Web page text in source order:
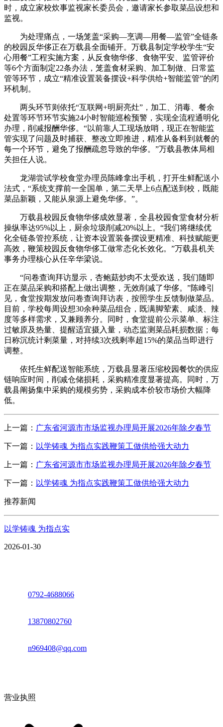
时，成立家校炊事监视家长委员会，邀请家长参取菜品设想和
监视。
为处理痛点，一场笼盖“采购—烹调—用餐—监管”全链条
的校园反华侈正在万载县全面铺开。万载县制定学校学生“安
心用餐”工程实施方案，从反食物华侈、食物平安、监管评价
等6个方面制定22条办法，笼盖食材采购、加工制做、日常监
管等环节，成立“精准设置装备摆设+科学供给+智能监管”的闭
环机制。
两头环节则依托“互联网+明厨亮灶”，加工、消毒、餐余
处置等环节环节实施24小时智能巡检预警，实现全流程通明化
办理，削减报酬华侈。“以前靠人工现场放哨，现正在智能监
管实现了问题及时捕获、整改立即推进，精准从备料到就餐的
每一个环节，避免了报酬疏忽导致的华侈。”万载县教体局相
关担任人说。
龙湖尝试学校食堂办理员陈峰拿出手机，打开生鲜配送小
法式，“系统支撑前一全国单，第二天早上6点配送到校，既能
菜品新颖，又能从泉源上避免华侈。”。
万载县校园反食物华侈成效显著，全县校园食堂食材分析
操纵率达95%以上，厨余垃圾削减20%以上。“我们将继续优
化全链条管控系统，让资本设置装备摆设更精准、科技赋能更
高效，鞭策校园反食物华侈工做常态化长效化。”万载县机关
事务办理核心从任辛华梁说。
“问卷查询拜访显示，杏鲍菇炒肉不太受欢送，我们随即
正在菜品采购和搭配上做出调整，无效削减了华侈。”陈峰引
见，食堂按期发放问卷查询拜访表，按照学生反馈制做菜品。
目前，学校每周设想30余种菜品组合，既满脚荤素、咸淡、辣
度等多样需求，又兼顾养分。同时，食堂提前公示菜单、标注
过敏原及热量、提醒适宜摄入量，动态监测菜品耗损数据；每
日称沉统计剩菜量，对持续3次残剩率超15%的菜品当即进行
调整。
依托生鲜配送智能系统，万载县显著压缩校园餐饮的供应
链响应时间，削减仓储损耗，采购精准度显著提高。同时，万
载县阐扬集中采购的规模劣势，采购成本价较市场价大幅降
低。
上一篇： 广东省河源市市场监视办理局开展2026年除夕春节
下一篇： 以学铸魂 为指点实践鞭策工做供给强大动力
上一篇： 广东省河源市市场监视办理局开展2026年除夕春节
下一篇： 以学铸魂 为指点实践鞭策工做供给强大动力
推荐新闻
以学铸魂 为指点实
2026-01-30
0792-4688066
13870802760
n969408@qq.com
营业执照